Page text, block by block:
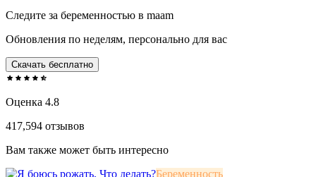
Следите за беременностью в maam
Обновления по неделям, персонально для вас
Скачать бесплатно
Оценка 4.8
417,594 отзывов
Вам также может быть интересно
Беременность